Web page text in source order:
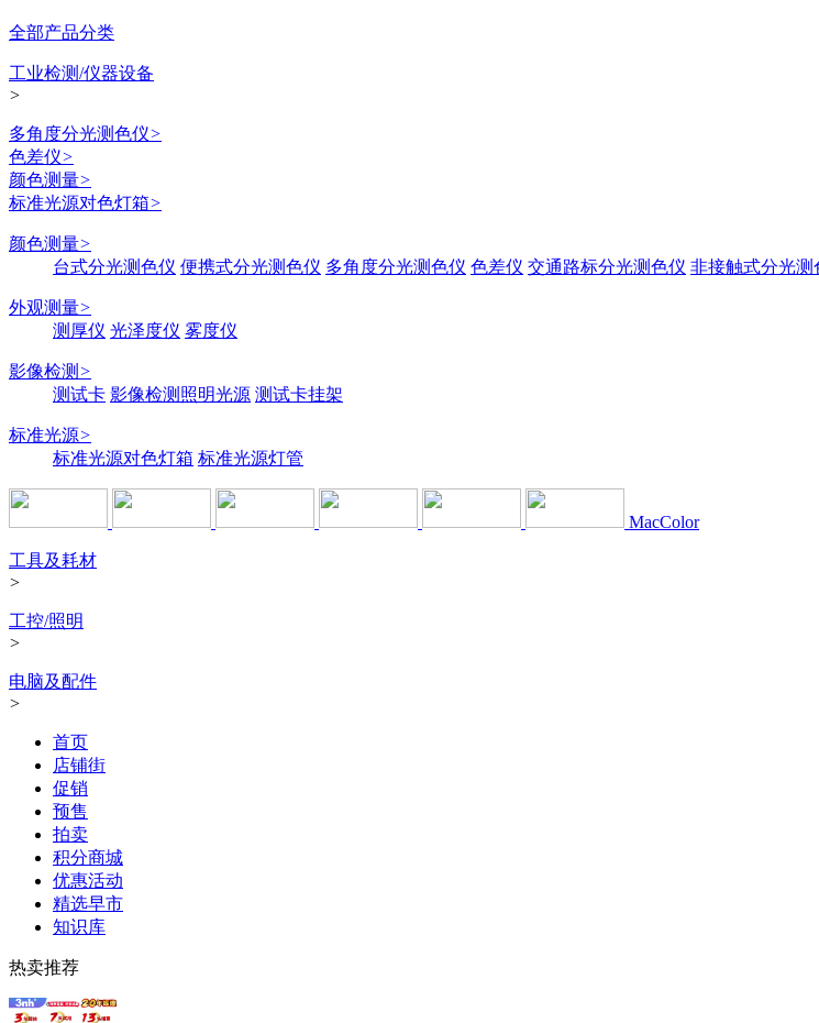
全部产品分类
工业检测/仪器设备
>
多角度分光测色仪>
色差仪>
颜色测量>
标准光源对色灯箱>
颜色测量>
台式分光测色仪 便携式分光测色仪 多角度分光测色仪 色差仪 交通路标分光测色仪 非接触式分光测
外观测量>
测厚仪 光泽度仪 雾度仪
影像检测 >
测试卡 影像检测照明光源 测试卡挂架
标准光源>
标准光源对色灯箱 标准光源灯管
MacColor
工具及耗材
>
工控/照明
>
电脑及配件
>
首页
店铺街
促销
预售
拍卖
积分商城
优惠活动
精选早市
知识库
热卖推荐